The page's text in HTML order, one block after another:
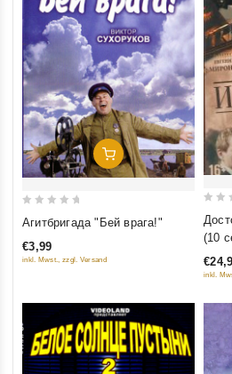
Добавить В Корзину
of
Агитбригада "Бей врага!"
€3,99
inkl. Mwst., zzgl. Versand
out
5
(10
inkl.